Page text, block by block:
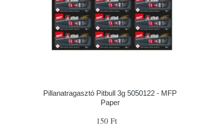
Pillanatragasztó Pitbull 3g 5050122 - MFP
Paper
150 Ft